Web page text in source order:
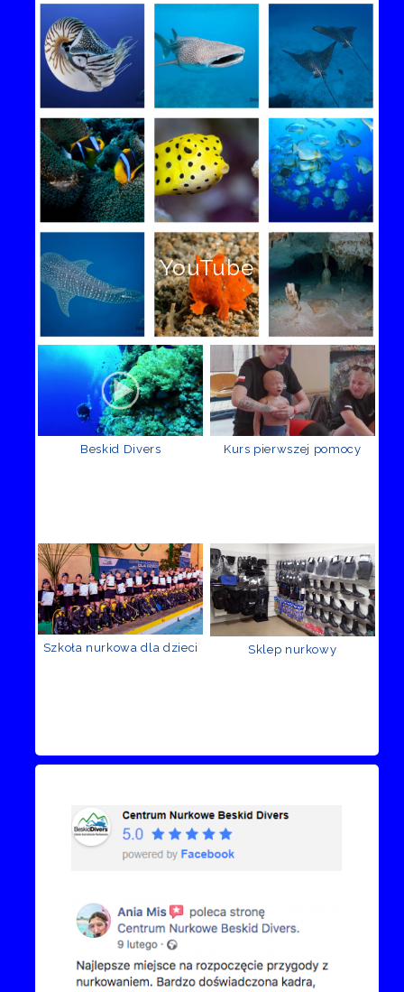
YouTube
Beskid Divers Kurs pierwszej pomocy
Szkoła nurkowa dla dzieci Sklep nurkowy